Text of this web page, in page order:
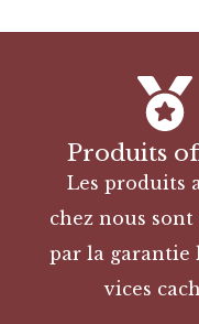
Produits
Les produits
chez nous
par la garantie
vices